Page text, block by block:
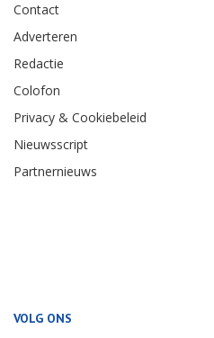
Contact
Adverteren
Redactie
Colofon
Privacy & Cookiebeleid
Nieuwsscript
Partnernieuws
VOLG ONS